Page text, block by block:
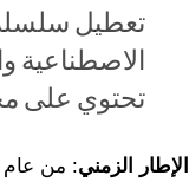
تعطيل سلسلة
الاصطناعية
تحتوي على
الإطار الزمني: من عام 2023 إلى عام 2026